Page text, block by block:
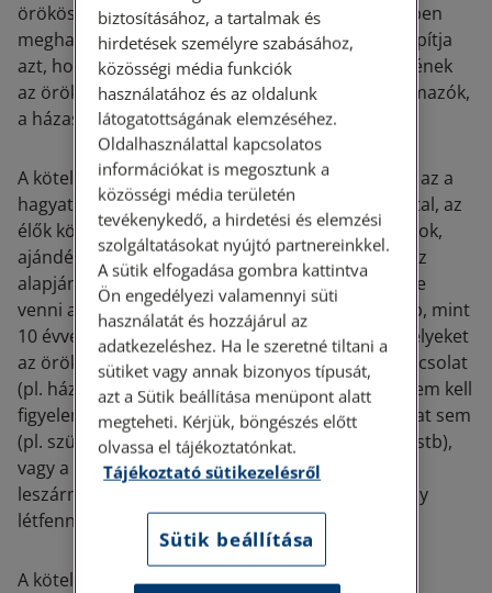
örökös, valamint átadja a részére a végrendeletben
meghatározott hagyatékot. Ugyanakkor megállapítja
azt, hogy végrendelet hiányában ki vagy kik lennének
az örökösök. Ebben az esetben ugyanis a leszármazók,
a házastárs és a szülők részére kötelesrész jár.
A kötelesrész alapja, tehát amiből számítani kell, az a
hagyaték tiszta értéke, valamint az örökhagyó által, az
élők között bárkinek juttatott ingyenes adományok,
ajándékok juttatáskori tiszta értéke. A kötelesrész
alapjának meghatározásakor nem kell figyelembe
venni az örökhagyó által a halálát megelőző több, mint
10 évvel régebbi, vagy az olyan ajándékokat, amelyeket
az örökhagyó a kötelesrész alapjául szolgáló kapcsolat
(pl. házasság) keletkezését megelőzően adott. Nem kell
figyelembe venni a szokásos mértékű ajándékokat sem
(pl. születésnapra adott kisebb értékű nyaklánc, stb),
vagy a házastárs vagy az élettárs, továbbá a
leszármazó, illetve az arra rászoruló más személy
létfenntartásához nyújtott tartás értékét sem.
A kötelesrész mértéke kapcsán, a kötelesrészre
biztosításához, a tartalmak és
hirdetések személyre szabásához,
közösségi média funkciók
használatához és az oldalunk
látogatottságának elemzéséhez.
Oldalhasználattal kapcsolatos
információkat is megosztunk a
közösségi média területén
tevékenykedő, a hirdetési és elemzési
szolgáltatásokat nyújtó partnereinkkel.
A sütik elfogadása gombra kattintva
Ön engedélyezi valamennyi süti
használatát és hozzájárul az
adatkezeléshez. Ha le szeretné tiltani a
sütiket vagy annak bizonyos típusát,
azt a Sütik beállítása menüpont alatt
megteheti. Kérjük, böngészés előtt
olvassa el tájékoztatónkat.
Tájékoztató sütikezelésről
Sütik beállítása